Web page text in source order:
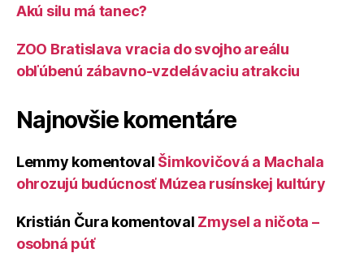
Akú silu má tanec?
ZOO Bratislava vracia do svojho areálu
obľúbenú zábavno-vzdelávaciu atrakciu
Najnovšie komentáre
Lemmy komentoval Šimkovičová a Machala
ohrozujú budúcnosť Múzea rusínskej kultúry
Kristián Čura komentoval Zmysel a ničota –
osobná púť